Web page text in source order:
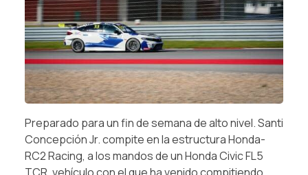
Preparado para un fin de semana de alto nivel. Santi
Concepción Jr. compite en la estructura Honda-
RC2 Racing, a los mandos de un Honda Civic FL5
TCR, vehículo con el que ha venido compitiendo